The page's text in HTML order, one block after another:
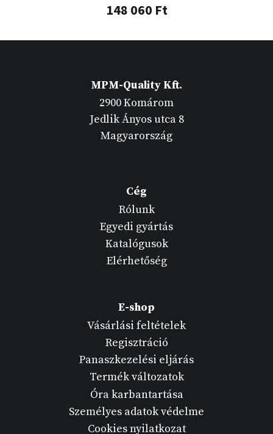
148 060 Ft
MPM-Quality Kft.
2900 Komárom
Jedlik Ányos utca 8
Magyarország
Cég
Rólunk
Egyedi gyártás
Katalógusok
Elérhetőség
E-shop
Vásárlási feltételek
Regisztráció
Panaszkezelési eljárás
Termék változatok
Óra karbantartása
Személyes adatok védelme
Cookies nyilatkozat